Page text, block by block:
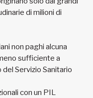
di milioni di
non paghi alcuna
sufficiente a
Servizio Sanitario
con un PIL